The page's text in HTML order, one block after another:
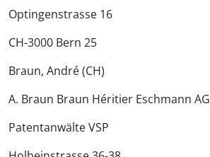
Optingenstrasse 16
CH-3000 Bern 25
Braun, André (CH)
A. Braun Braun Héritier Eschmann AG
Patentanwälte VSP